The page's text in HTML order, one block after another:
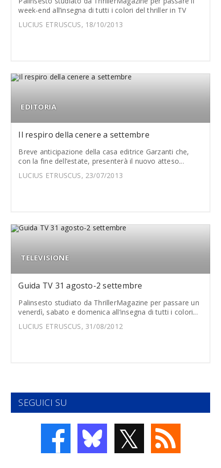
week-end all’insegna di tutti i colori del thriller in TV
LUCIUS ETRUSCUS, 18/10/2013
EDITORIA
Il respiro della cenere a settembre
Breve anticipazione della casa editrice Garzanti che,
con la fine dell’estate, presenterà il nuovo atteso...
LUCIUS ETRUSCUS, 23/07/2013
TELEVISIONE
Guida TV 31 agosto-2 settembre
Palinsesto studiato da ThrillerMagazine per passare un
venerdì, sabato e domenica all’insegna di tutti i colori...
LUCIUS ETRUSCUS, 31/08/2012
SEGUICI SU
𝕏